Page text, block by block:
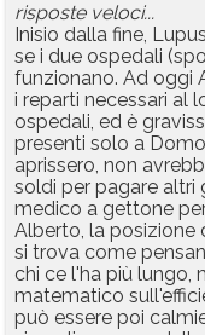
risposte veloci...
Inisio dalla fine,
se i due ospedali
funzionano. Ad oggi
i reparti necessari al
ospedali, ed è
presenti solo a
aprissero, non
soldi per pagare altri
medico a gettone
Alberto, la posizione
si trova come
chi ce l'ha più lungo,
matematico
può essere poi